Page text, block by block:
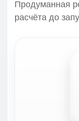
Продуманная
расчёта до